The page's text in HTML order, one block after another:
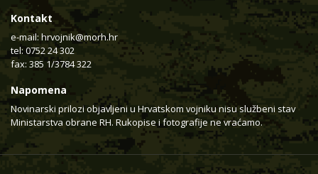
Kontakt
e-mail: hrvojnik@morh.hr
tel: 0752 24 302
fax: 385 1/3784 322
Napomena
Novinarski prilozi objavljeni u Hrvatskom vojniku nisu službeni stav
Ministarstva obrane RH. Rukopise i fotografije ne vraćamo.